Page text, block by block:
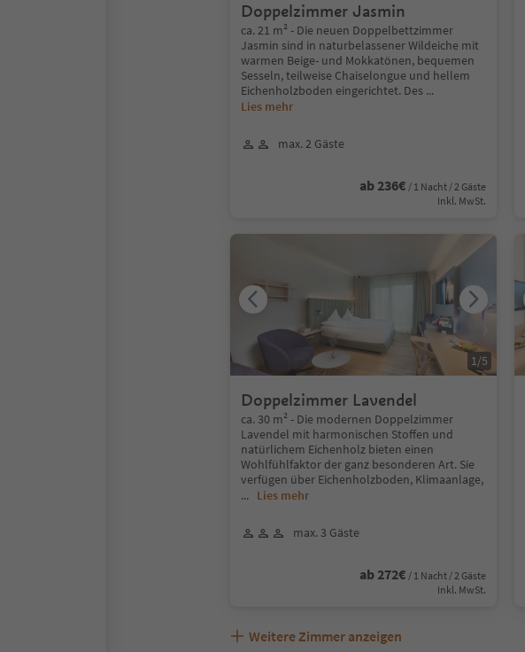
Doppelzimmer Jasmin
ca. 21 m² - Die neuen Doppelbettzimmer
Jasmin sind in naturbelassener Wildeiche mit
warmen Beige- und Mokkatönen, bequemen
Sesseln, teilweise Chaiselongue und hellem
Eichenholzboden eingerichtet. Des ...
Lies mehr
max. 2 Gäste
ab 236€ / 1 Nacht / 2 Gäste
Inkl. MwSt.
Doppelzimmer Lavendel
ca. 30 m² - Die modernen Doppelzimmer
Lavendel mit harmonischen Stoffen und
natürlichem Eichenholz bieten einen
Wohlfühlfaktor der ganz besonderen Art. Sie
verfügen über Eichenholzboden, Klimaanlage,
... Lies mehr
max. 3 Gäste
ab 272€ / 1 Nacht / 2 Gäste
Inkl. MwSt.
1/5
Weitere Zimmer anzeigen